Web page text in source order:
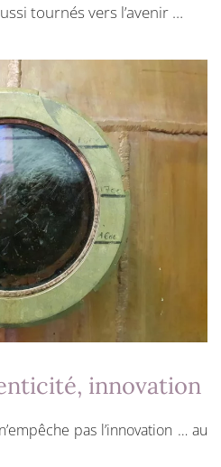
tournés vers l’avenir …
innovation
pas l’innovation … au